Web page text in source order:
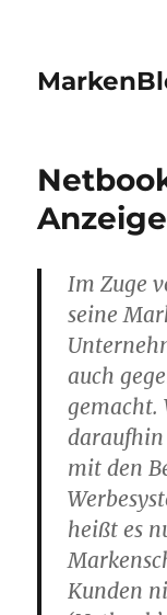
Im Zuge
seine
auch
gemacht.
daraufhin
mit den
heißt es
Kunden